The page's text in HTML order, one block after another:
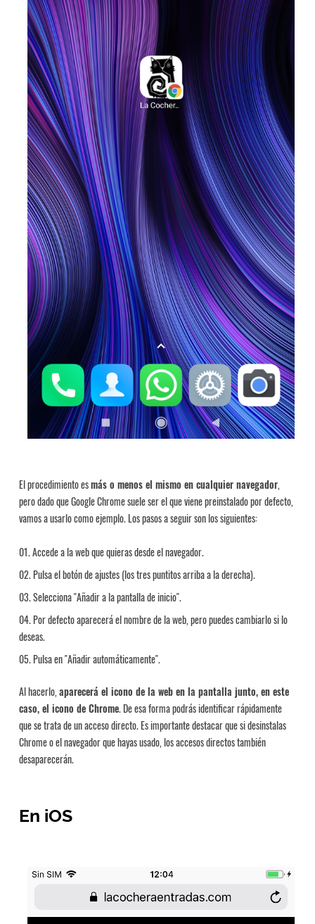
El procedimiento esmás o menos el mismo en cualquier navegador,
pero dado que Google Chrome suele ser el que viene preinstalado por defecto,
vamos a usarlo como ejemplo. Los pasos a seguir son los siguientes:
Accede a la web que quieras desde el navegador.
Pulsa el botón de ajustes (los tres puntitos arriba a la derecha).
Selecciona "Añadir a la pantalla de inicio".
Por defecto aparecerá el nombre de la web, pero puedes cambiarlo si lo
deseas.
Pulsa en "Añadir automáticamente".
Al hacerlo,aparecerá el icono de la web en la pantalla junto, en este
caso, el icono de Chrome. De esa forma podrás identificar rápidamente
que se trata de un acceso directo. Es importante destacar que si desinstalas
Chrome o el navegador que hayas usado, los accesos directos también
desaparecerán.
En iOS